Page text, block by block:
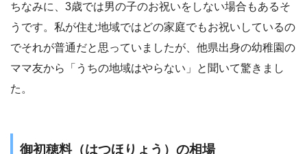
ちなみに、 3歳では男の子のお祝いをしない場合もあるそ
うです。私が住む地域ではどの家庭でもお祝いしているの
でそれが普通だと思っていましたが、他県出身の幼稚園の
ママ友から「うちの地域はやらない」と聞いて驚きまし
た。
御初穂料（はつほりょう）の相場